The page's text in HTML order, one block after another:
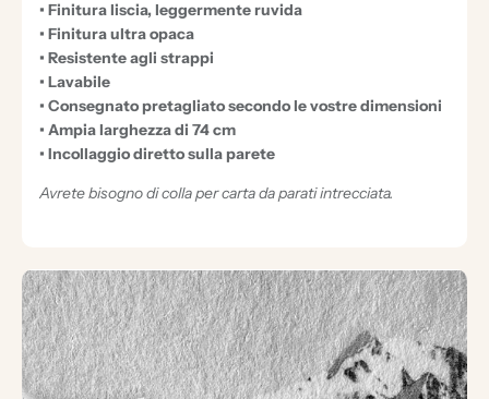
O
N
• Finitura liscia, leggermente ruvida
• Finitura ultra opaca
• Resistente agli strappi
• Lavabile
• Consegnato pretagliato secondo le vostre dimensioni
• Ampia larghezza di 74 cm
• Incollaggio diretto sulla parete
Avrete bisogno di colla per carta da parati intrecciata.